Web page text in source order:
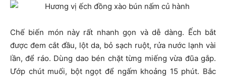
Chế biến món này rất nhanh gọn và dễ dàng. Ếch bắt
được đem cắt đầu, lột da, bỏ sạch ruột, rửa nước lạnh vài
lần, để ráo. Dùng dao bén chặt từng miếng vừa đũa gắp.
Ướp chút muối, bột ngọt để ngấm khoảng 15 phút. Bắc